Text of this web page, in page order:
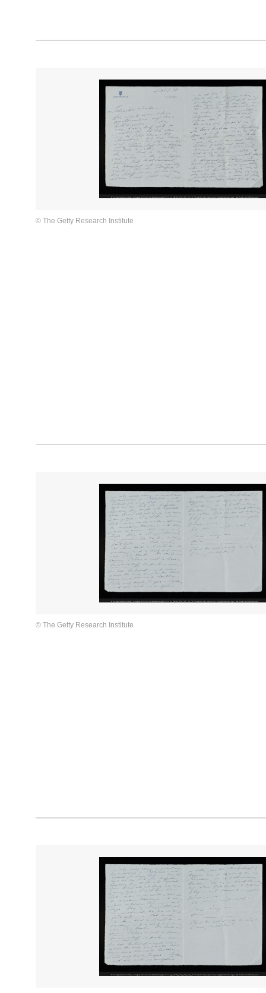
© The Getty Research Institute
© The Getty Research Institute